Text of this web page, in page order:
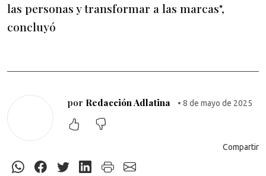
las personas y transformar a las marcas",
concluyó
por Redacción Adlatina • 8 de mayo de 2025
Compartir